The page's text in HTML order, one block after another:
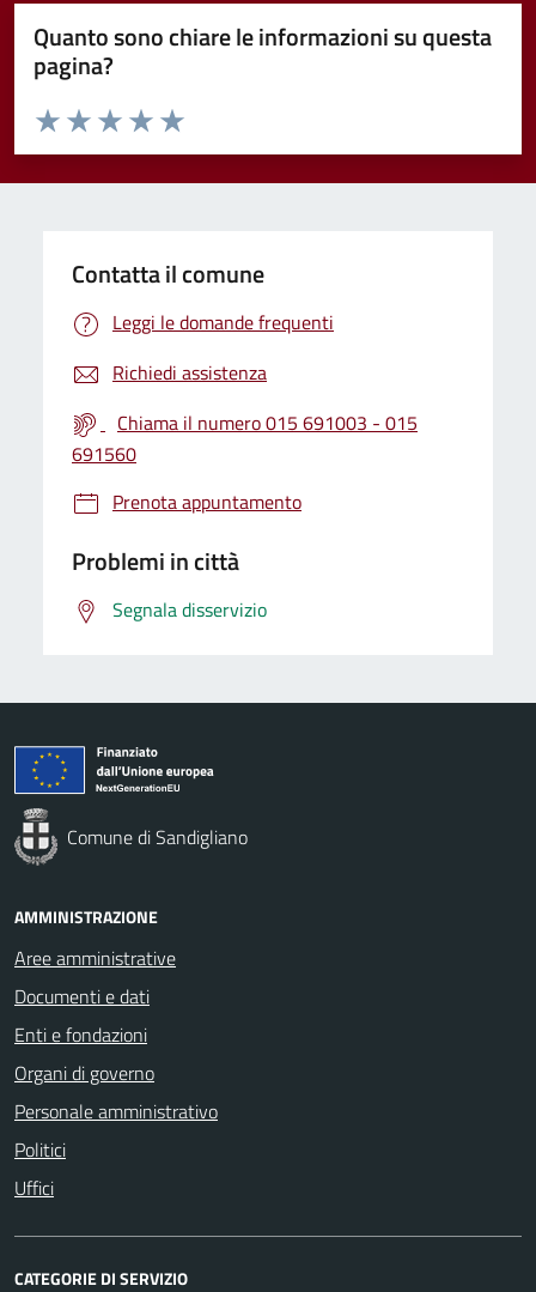
Quanto sono chiare le informazioni su questa
pagina?
Valuta da 1 a 5 stelle la pagina
Valuta 5 stelle su 5
Valuta 4 stelle su 5
Valuta 3 stelle su 5
Valuta 2 stelle su 5
Valuta 1 stelle su 5
Contatta il comune
Leggi le domande frequenti
Richiedi assistenza
Chiama il numero 015 691003 - 015
691560
Prenota appuntamento
Problemi in città
Segnala disservizio
Comune di Sandigliano
AMMINISTRAZIONE
Aree amministrative
Documenti e dati
Enti e fondazioni
Organi di governo
Personale amministrativo
Politici
Uffici
CATEGORIE DI SERVIZIO